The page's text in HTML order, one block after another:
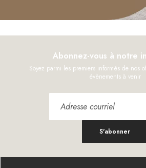
Abonnez-vous à notre
Soyez parmi les premiers informés de nos
évènements à venir
S'abonner